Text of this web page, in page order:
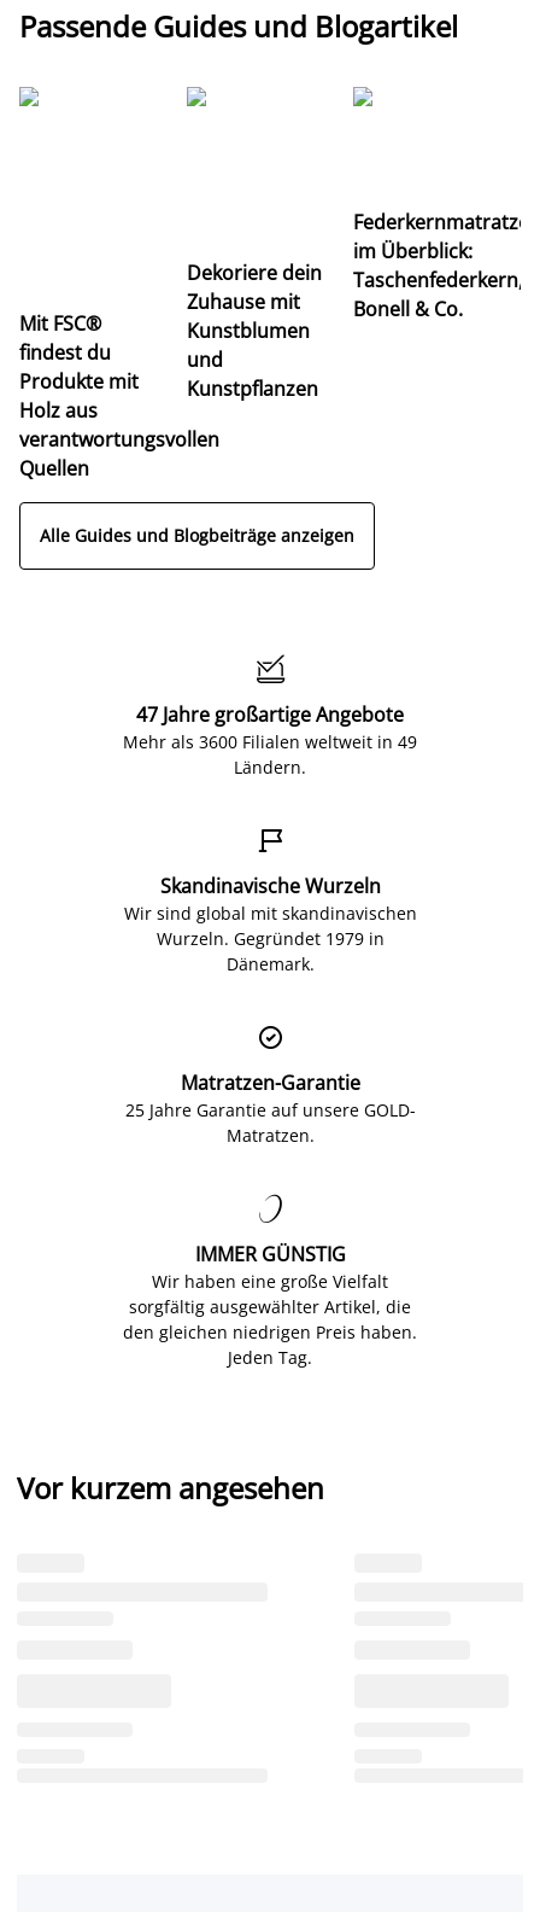
Passende Guides und Blogartikel
Mit FSC®
findest du
Produkte mit
Holz aus
verantwortungsvollen
Quellen
Dekoriere dein
Zuhause mit
Kunstblumen
und
Kunstpflanzen
im Überblick:
Taschenfederkern,
Bonell & Co.
Alle Guides und Blogbeiträge anzeigen

47 Jahre großartige Angebote
Mehr als 3600 Filialen weltweit in 49
Ländern.

Skandinavische Wurzeln
Wir sind global mit skandinavischen
Wurzeln. Gegründet 1979 in
Dänemark.

Matratzen-Garantie
25 Jahre Garantie auf unsere GOLD-
Matratzen.

IMMER GÜNSTIG
Wir haben eine große Vielfalt
sorgfältig ausgewählter Artikel, die
den gleichen niedrigen Preis haben.
Jeden Tag.
Vor kurzem angesehen